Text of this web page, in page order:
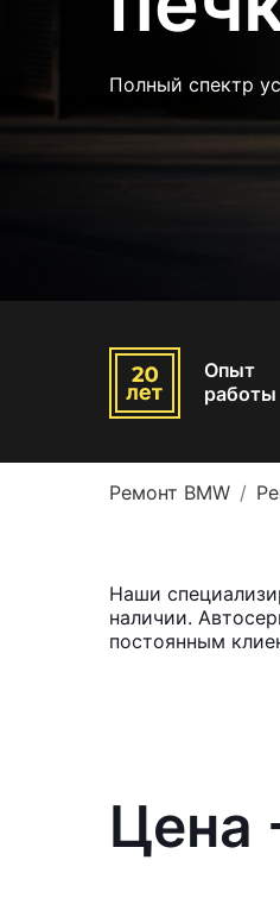
Полный спектр
Опыт
работы
Ремонт BMW
Наши
наличии.
постоянным
Цена